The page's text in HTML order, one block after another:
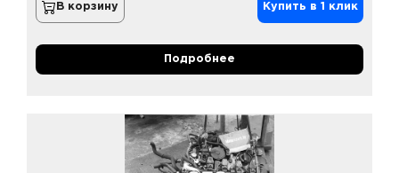
В корзину Купить в 1 клик
Подробнее